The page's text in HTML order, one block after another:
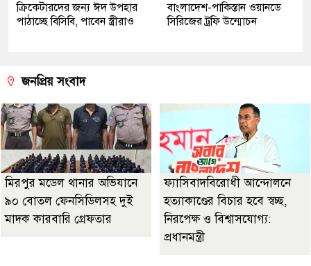
ক্রিকেটারদের জন্য ঈদ উপহার
পাঠাচ্ছে বিসিবি, পাবেন স্ত্রীরাও
বাংলাদেশ-পাকিস্তান ওয়ানডে
সিরিজের ট্রফি উন্মোচন
জনপ্রিয় সংবাদ
মিরপুর মডেল থানার অভিযানে
৯০ বোতল ফেনসিডিলসহ দুই
মাদক কারবারি গ্রেফতার
ফ্যাসিবাদবিরোধী আন্দোলনে
হত্যাকাণ্ডের বিচার হবে স্বচ্ছ,
নিরপেক্ষ ও বিশ্বাসযোগ্য:
প্রধানমন্ত্রী